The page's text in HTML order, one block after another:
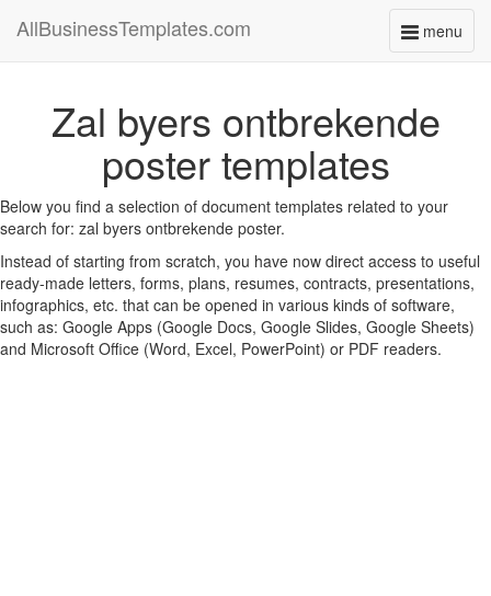
menu
Toggle
AllBusinessTemplates.com
Zal byers ontbrekende
poster templates
Below you find a selection of document templates related to your
search for: zal byers ontbrekende poster.
Instead of starting from scratch, you have now direct access to useful
ready-made letters, forms, plans, resumes, contracts, presentations,
infographics, etc. that can be opened in various kinds of software,
such as: Google Apps (Google Docs, Google Slides, Google Sheets)
and Microsoft Office (Word, Excel, PowerPoint) or PDF readers.